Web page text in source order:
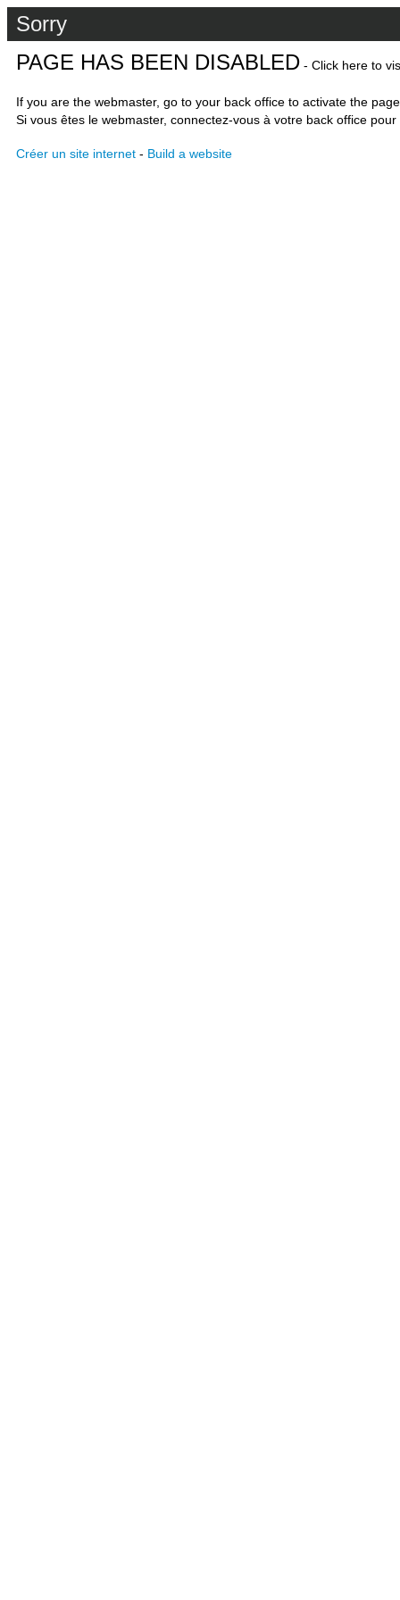
Sorry
PAGE HAS BEEN DISABLED - Click here to
If you are the webmaster, go to your back office to activate the
Si vous êtes le webmaster, connectez-vous à votre back office
Créer un site internet - Build a website